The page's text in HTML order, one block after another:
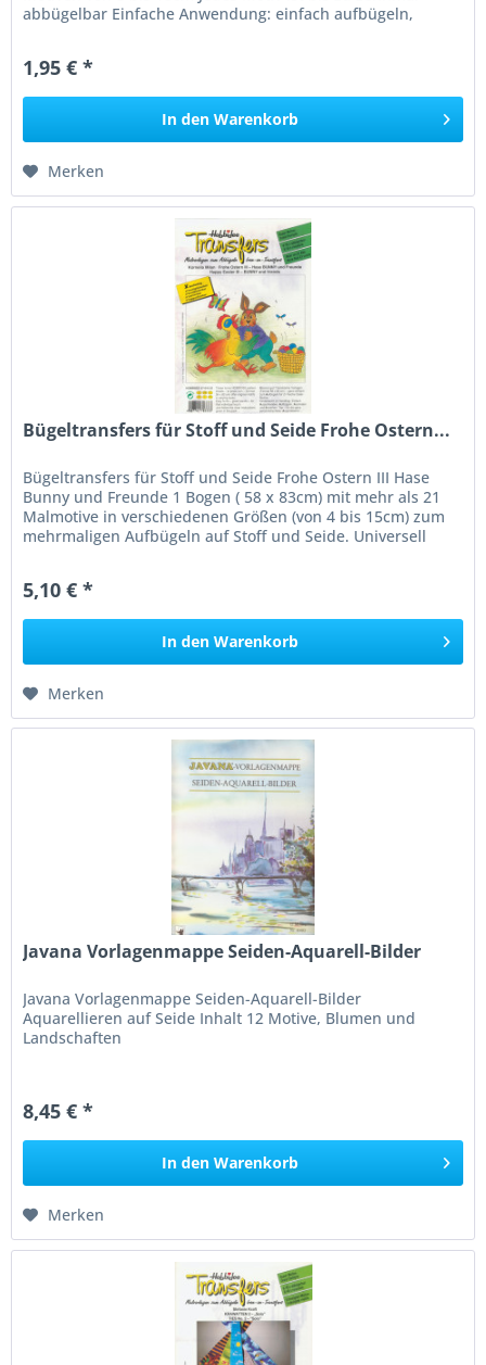
abbügelbar Einfache Anwendung: einfach aufbügeln,
1,95 € *
In den Warenkorb
Merken
Bügeltransfers für Stoff und Seide Frohe Ostern...
Bügeltransfers für Stoff und Seide Frohe Ostern III Hase
Bunny und Freunde 1 Bogen ( 58 x 83cm) mit mehr als 21
Malmotive in verschiedenen Größen (von 4 bis 15cm) zum
mehrmaligen Aufbügeln auf Stoff und Seide. Universell
5,10 € *
In den Warenkorb
Merken
Javana Vorlagenmappe Seiden-Aquarell-Bilder
Javana Vorlagenmappe Seiden-Aquarell-Bilder
Aquarellieren auf Seide Inhalt 12 Motive, Blumen und
Landschaften
8,45 € *
In den Warenkorb
Merken